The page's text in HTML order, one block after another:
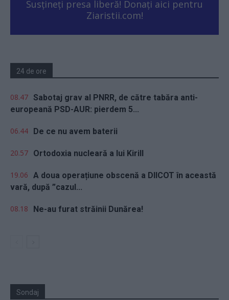
Susțineți presa liberă! Donați aici pentru
Ziaristii.com!
24 de ore
08.47 Sabotaj grav al PNRR, de către tabăra anti-
europeană PSD-AUR: pierdem 5...
06.44 De ce nu avem baterii
20.57 Ortodoxia nucleară a lui Kirill
19.06 A doua operațiune obscenă a DIICOT în această
vară, după ”cazul...
08.18 Ne-au furat străinii Dunărea!
Sondaj